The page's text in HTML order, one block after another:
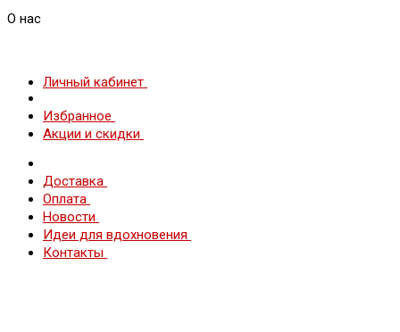
О нас
Личный кабинет
Избранное
Акции и скидки
Доставка
Оплата
Новости
Идеи для вдохновения
Контакты